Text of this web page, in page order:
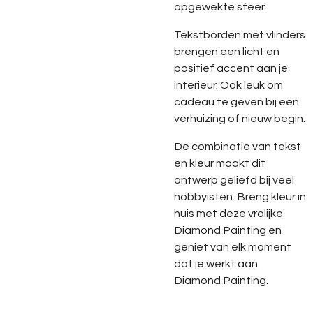
opgewekte sfeer.
Tekstborden met vlinders
brengen een licht en
positief accent aan je
interieur. Ook leuk om
cadeau te geven bij een
verhuizing of nieuw begin.
De combinatie van tekst
en kleur maakt dit
ontwerp geliefd bij veel
hobbyisten. Breng kleur in
huis met deze vrolijke
Diamond Painting en
geniet van elk moment
dat je werkt aan
Diamond Painting.